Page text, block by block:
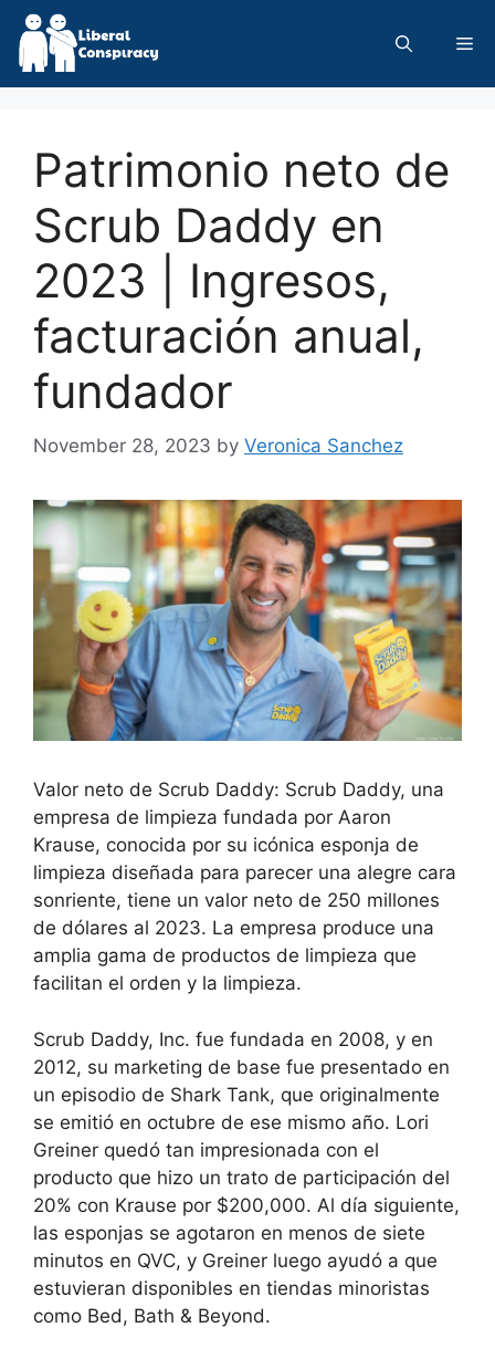
Skip
content
Patrimonio neto de
Scrub Daddy en
2023 | Ingresos,
facturación anual,
fundador
November 28, 2023 by Veronica Sanchez
Valor neto de Scrub Daddy: Scrub Daddy, una
empresa de limpieza fundada por Aaron
Krause, conocida por su icónica esponja de
limpieza diseñada para parecer una alegre cara
sonriente, tiene un valor neto de 250 millones
de dólares al 2023. La empresa produce una
amplia gama de productos de limpieza que
facilitan el orden y la limpieza.
Scrub Daddy, Inc. fue fundada en 2008, y en
2012, su marketing de base fue presentado en
un episodio de Shark Tank, que originalmente
se emitió en octubre de ese mismo año. Lori
Greiner quedó tan impresionada con el
producto que hizo un trato de participación del
20% con Krause por $200,000. Al día siguiente,
las esponjas se agotaron en menos de siete
minutos en QVC, y Greiner luego ayudó a que
estuvieran disponibles en tiendas minoristas
como Bed, Bath & Beyond.